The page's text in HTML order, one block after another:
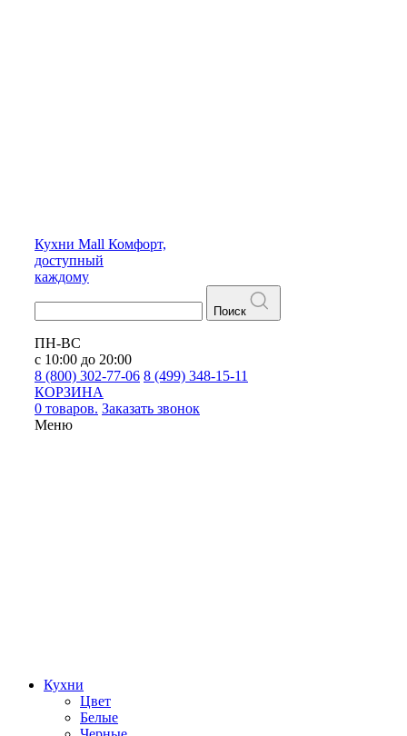
Кухни Mall Комфорт,
доступный
каждому
Поиск
ПН-ВС
с 10:00 до 20:00
8 (800) 302-77-06 8 (499) 348-15-11
КОРЗИНА
0 товаров. Заказать звонок
Меню
Кухни
Цвет
Белые